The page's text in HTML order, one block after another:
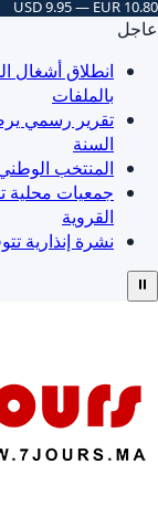
USD 9.95 — EUR 10.80
عاجل
انطلاق أشغال
بالملفات
تقرير رسمي
السنة
المنتخب
جمعيات محلية
القروية
نشرة إنذارية
⏸